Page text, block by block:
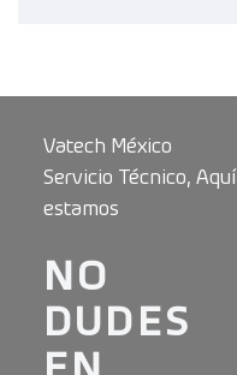
Vatech México
Servicio Técnico, Aquí
estamos
NO
DUDES
EN